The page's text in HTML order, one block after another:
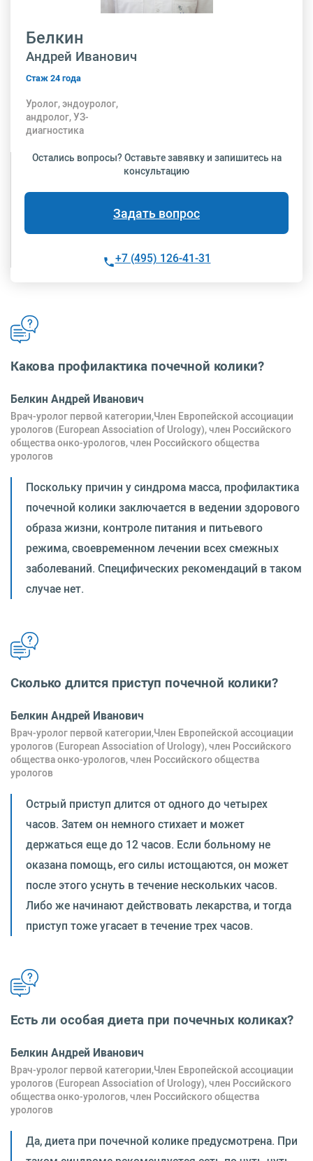
Белкин
Андрей Иванович
Стаж 24 года
Уролог, эндоуролог,
андролог, УЗ-
диагностика
Остались вопросы? Оставьте завявку и запишитесь на
консультацию
Задать вопрос
+7 (495) 126-41-31
Какова профилактика почечной колики?
Белкин Андрей Иванович
Врач-уролог первой категории,Член Европейской ассоциации
урологов (European Association of Urology), член Российского
общества онко-урологов, член Российского общества
урологов
Поскольку причин у синдрома масса, профилактика
почечной колики заключается в ведении здорового
образа жизни, контроле питания и питьевого
режима, своевременном лечении всех смежных
заболеваний. Специфических рекомендаций в таком
случае нет.
Сколько длится приступ почечной колики?
Белкин Андрей Иванович
Врач-уролог первой категории,Член Европейской ассоциации
урологов (European Association of Urology), член Российского
общества онко-урологов, член Российского общества
урологов
Острый приступ длится от одного до четырех
часов. Затем он немного стихает и может
держаться еще до 12 часов. Если больному не
оказана помощь, его силы истощаются, он может
после этого уснуть в течение нескольких часов.
Либо же начинают действовать лекарства, и тогда
приступ тоже угасает в течение трех часов.
Есть ли особая диета при почечных коликах?
Белкин Андрей Иванович
Врач-уролог первой категории,Член Европейской ассоциации
урологов (European Association of Urology), член Российского
общества онко-урологов, член Российского общества
урологов
Да, диета при почечной колике предусмотрена. При